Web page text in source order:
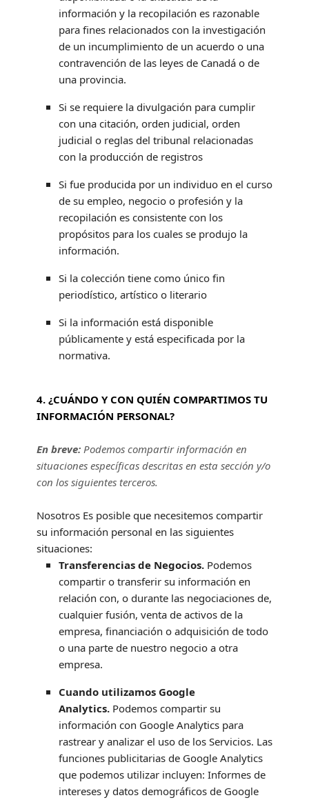
información y la recopilación es razonable
para fines relacionados con la investigación
de un incumplimiento de un acuerdo o una
contravención de las leyes de Canadá o de
una provincia.
Si se requiere la divulgación para cumplir
con una citación, orden judicial, orden
judicial o reglas del tribunal relacionadas
con la producción de registros
Si fue producida por un individuo en el curso
de su empleo, negocio o profesión y la
recopilación es consistente con los
propósitos para los cuales se produjo la
información.
Si la colección tiene como único fin
periodístico, artístico o literario
Si la información está disponible
públicamente y está especificada por la
normativa.
4. ¿CUÁNDO Y CON QUIÉN COMPARTIMOS TU
INFORMACIÓN PERSONAL?
En breve:Podemos compartir información en
situaciones específicas descritas en esta sección y/o
con los siguientes terceros.
Nosotros Es posible que necesitemos compartir
su información personal en las siguientes
situaciones:
Transferencias de Negocios.Podemos
compartir o transferir su información en
relación con, o durante las negociaciones de,
cualquier fusión, venta de activos de la
empresa, financiación o adquisición de todo
o una parte de nuestro negocio a otra
empresa.
Cuando utilizamos Google
Analytics.Podemos compartir su
información con Google Analytics para
rastrear y analizarel uso de los Servicios. Las
funciones publicitarias de Google Analytics
que podemos utilizar incluyen: Informes de
intereses y datos demográficos de Google